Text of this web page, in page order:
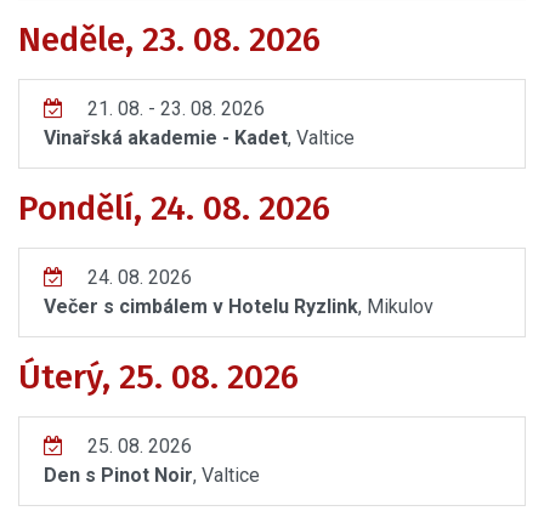
Neděle, 23. 08. 2026
21. 08. - 23. 08. 2026
Vinařská akademie - Kadet, Valtice
Pondělí, 24. 08. 2026
24. 08. 2026
Večer s cimbálem v Hotelu Ryzlink, Mikulov
Úterý, 25. 08. 2026
25. 08. 2026
Den s Pinot Noir, Valtice